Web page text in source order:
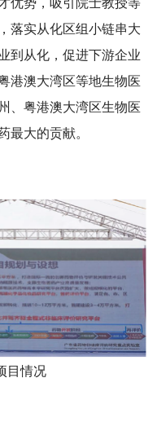
落实从化区组小链串大
到从化，促进下游企业
港澳大湾区等地生物医
、粤港澳大湾区生物医
最大的贡献。
目情况